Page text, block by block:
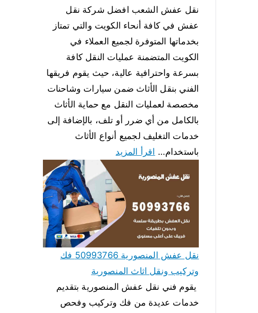
نقل عفش الشعب افضل شركة نقل
عفش في كافة أنحاء الكويت والتي تمتاز
بخدماتها المتوفرة لجميع العملاء في
الكويت المتضمنة عمليات النقل كافة
بسرعة واحترافية عالية، حيث يقوم فريقها
الفني بنقل الأثاث ضمن سيارات وشاحنات
مخصصة لعمليات النقل مع حماية الأثاث
بالكامل من أي ضرر أو تلف، بالإضافة إلى
خدمات التغليف لجميع أنواع الأثاث
باستخدام… اقرأ المزيد
نقل عفش المنصورية 50993766 فك
وتركيب ونقل اثاث المنصورية
يقوم فني نقل عفش المنصورية بتقديم
خدمات عديدة من فك وتركيب وفحص